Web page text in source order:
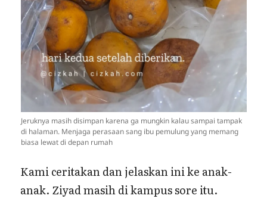
Jeruknya masih disimpan karena ga mungkin kalau sampai tampak
di halaman. Menjaga perasaan sang ibu pemulung yang memang
biasa lewat di depan rumah
Kami ceritakan dan jelaskan ini ke anak-
anak. Ziyad masih di kampus sore itu.